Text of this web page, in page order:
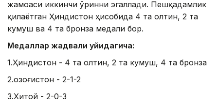
жамоаси иккинчи ўринни эгаллади. Пешқадамлик
қилаётган Ҳиндистон ҳисобида 4 та олтин, 2 та
кумуш ва 4 та бронза медали бор.
Медаллар жадвали қуйидагича:
1.Ҳиндистон - 4 та олтин, 2 та кумуш, 4 та бронза
2.Қозоғистон - 2-1-2
3.Хитой - 2-0-3